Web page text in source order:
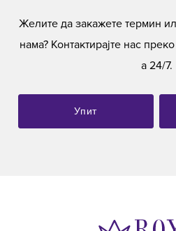
Желите да закажете термин
нама? Контактирајте нас
а 24/7.
Упит